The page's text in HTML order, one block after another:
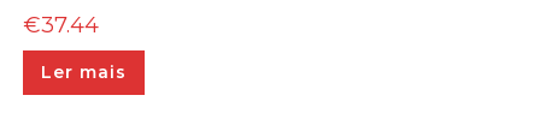
€37.44
Ler mais